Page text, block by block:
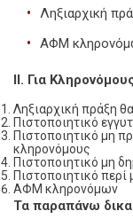
Ληξιαρχική
ΑΦΜ
ΙΙ. Για
Ληξιαρχική πράξη
Πιστοποιητικό
Πιστοποιητικό μη
κληρονόμους
Πιστοποιητικό μη
Πιστοποιητικό
ΑΦΜ κληρονόμων
Τα παραπάνω